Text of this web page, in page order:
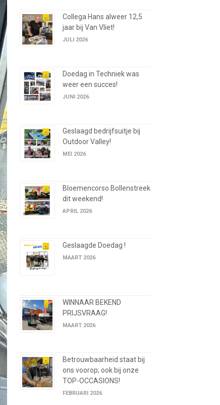
Collega Hans alweer 12,5
jaar bij Van Vliet!
JULI 2026
Doedag in Techniek was
weer een succes!
JUNI 2026
Geslaagd bedrijfsuitje bij
Outdoor Valley!
MEI 2026
Bloemencorso Bollenstreek
dit weekend!
APRIL 2026
Geslaagde Doedag !
MAART 2026
WINNAAR BEKEND
PRIJSVRAAG!
MAART 2026
Betrouwbaarheid staat bij
ons voorop; ook bij onze
TOP-OCCASIONS!
FEBRUARI 2026